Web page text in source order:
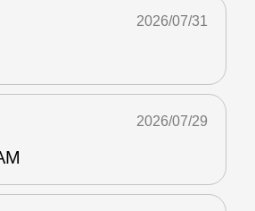
2026/07/31
2026/07/29